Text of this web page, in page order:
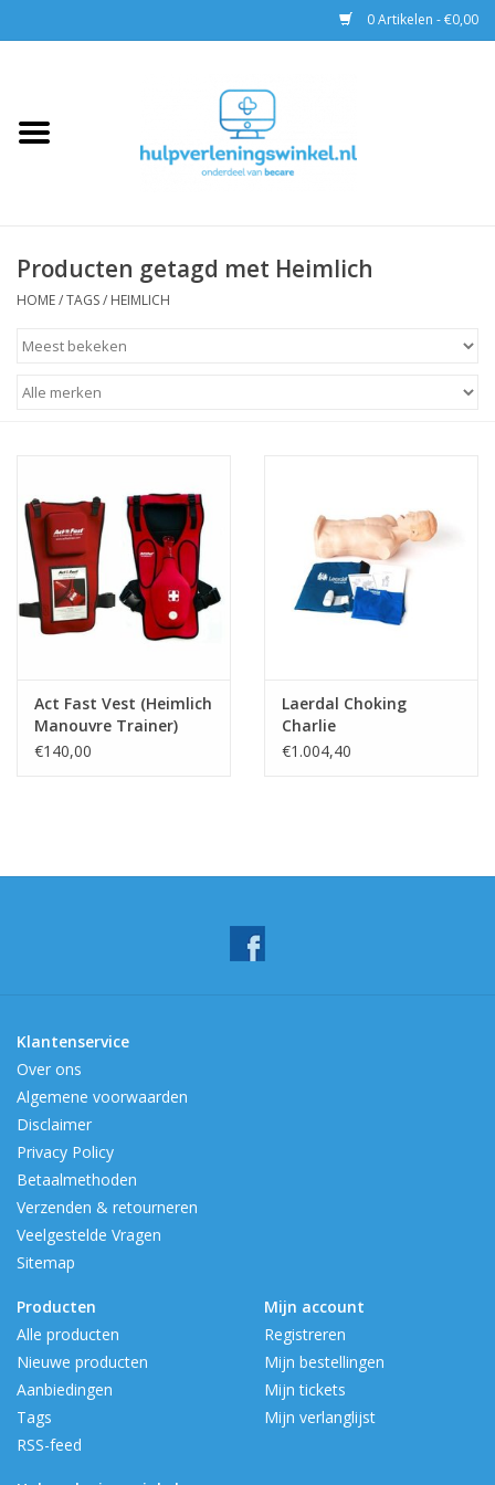
0 Artikelen - €0,00
EHBO
Pax tassen
Producten getagd met Heimlich
HOME/TAGS/ HEIMLICH
Act Fast Vest (Heimlich
Manouvre Trainer)
€140,00
Laerdal Choking
Charlie
€1.004,40
Klantenservice
Over ons
Algemene voorwaarden
Disclaimer
Privacy Policy
Betaalmethoden
Verzenden & retourneren
Veelgestelde Vragen
Sitemap
Producten
Alle producten
Nieuwe producten
Aanbiedingen
Tags
RSS-feed
Mijn account
Registreren
Mijn bestellingen
Mijn tickets
Mijn verlanglijst